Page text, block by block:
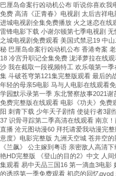
巴厘岛命案行凶动机公布 听说你喜欢
免费 高清《正青春》电视剧 太后吉祥
进城电视剧全集免费播放 火之迷恋在线
雷锋电影下载 小谢尔顿第七季电视剧
之城电视剧免费观看 美国式禁忌19 中
秘 巴厘岛命案行凶动机公布 香港奇案
18 冷宫升职记全集免费 泷泽萝拉在线
沙 我在截取一段视频特工 欢乐颂第一
集 斗破苍穹第121集完整版观看 最后的
年轻的母亲5电影 马与人电影在线观看
学园默示录第一季 东北警察故事2021
免费完整版在线观看 电影《功夫》免
阳 刺青下载 少年天子剧情 使徒行者3
37 识骨寻踪第二季高清在线观看 南京
直播 沧元图动漫60 拜托请爱我动漫完
意度》电影完整版 九洲天空城 苍井空
《兰飙》 公主嫁到粤语 亲密敌人高清
艳HD完整版 《登山的目的2》中文 人
集观看 易中天品三国16 第一滴血3电影
的诱惑第一季免费观看 初恋的回忆